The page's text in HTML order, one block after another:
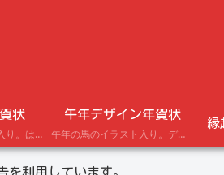
状
午年の馬のイラスト入り。はがきにプリントできる年賀状テンプレート。
午年デザイン年賀状
午年の馬のイラスト入り。デザイン年賀状
縁
を利用しています。